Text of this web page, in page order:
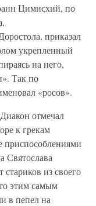
Цимисхий, по
приказал
укрепленный
на него,
Так по
«росов».
отмечал
к грекам
Святослава
из своего
этим самым
в пепел на